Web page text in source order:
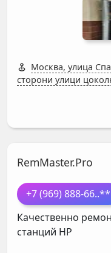
Москва, улица
сторони улици
RemMaster.Pro
+7 (969) 888-66..**
Качественно
станций HP